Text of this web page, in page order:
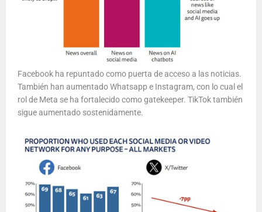
Facebook ha repuntado como puerta de acceso a las noticias.
También han aumentado Whatsapp e Instagram, con lo cual el
rol de Meta se ha fortalecido como gatekeeper. TikTok también
sigue aumentado sostenidamente.